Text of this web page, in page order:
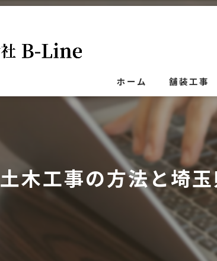
ホーム 舗装工事
土木工事の方法と埼